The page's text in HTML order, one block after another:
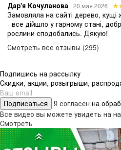
Дар'я Кочуланова 20 мая 2026
Замовляла на сайті дерево, кущі
- все дійшло у гарному стані,
рослини сподобались. Дякую!
Смотреть все отзывы (295)
Подпишись на рассылку
Скидки, акции, розыгрыши,
Подписаться Я согласен на
Все видео вы можете увидеть на
Смотреть